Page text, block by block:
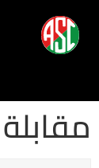
مقابلة